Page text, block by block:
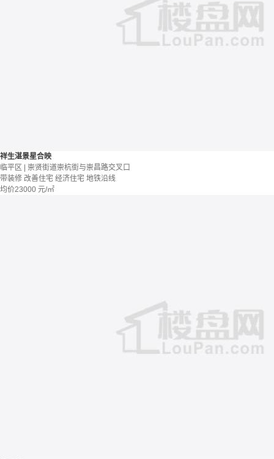
祥生湛景星合映
临平区 | 崇贤街道崇杭街与崇昌路交叉口
带装修 改善住宅 经济住宅 地铁沿线
均价23000 元/㎡